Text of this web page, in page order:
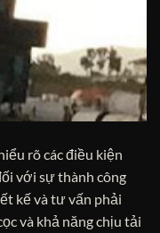
rõ các điều kiện
với sự thành công
kế và tư vấn phải
và khả năng chịu tải